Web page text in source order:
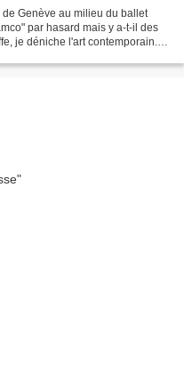
Genève au milieu du ballet
par hasard mais y a-t-il des
je déniche l'art contemporain.